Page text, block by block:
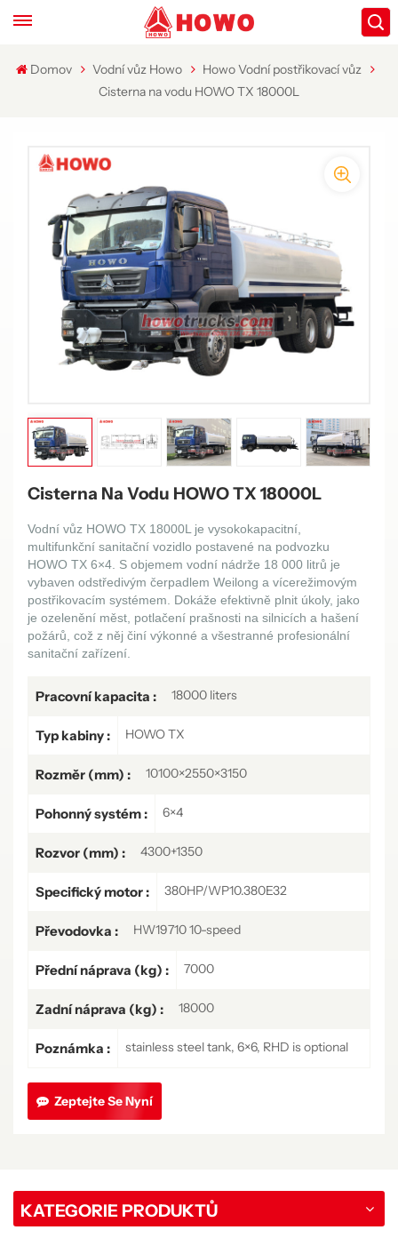
Domov Vodní vůz Howo
Howo Vodní postřikovací vůz
Cisterna na vodu HOWO TX 18000L
Cisterna Na Vodu HOWO TX 18000L
Vodní vůz HOWO TX 18000L je vysokokapacitní,
multifunkční sanitační vozidlo postavené na podvozku
HOWO TX 6×4. S objemem vodní nádrže 18 000 litrů je
vybaven odstředivým čerpadlem Weilong a vícerežimovým
postřikovacím systémem. Dokáže efektivně plnit úkoly, jako
je ozelenění měst, potlačení prašnosti na silnicích a hašení
požárů, což z něj činí výkonné a všestranné profesionální
sanitační zařízení.
Pracovní kapacita : 18000 liters
Typ kabiny : HOWO TX
Rozměr (mm) : 10100×2550×3150
Pohonný systém : 6×4
Rozvor (mm) : 4300+1350
Specifický motor : 380HP/WP10.380E32
Převodovka : HW19710 10-speed
Přední náprava (kg) : 7000
Zadní náprava (kg) : 18000
Poznámka : stainless steel tank, 6×6, RHD is optional
Zeptejte Se Nyní
KATEGORIE PRODUKTŮ